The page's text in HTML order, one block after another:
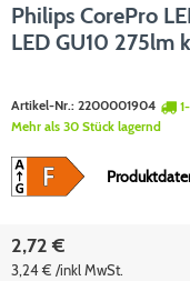
Philips CorePro
LED GU10 275lm
Artikel-Nr.: 2200001904
Mehr als 30 Stück lagernd
2,72 €
3,24 € /inkl MwSt.